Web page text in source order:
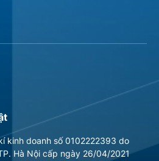
kinh doanh số 0102222393 do
Hà Nội cấp ngày 26/04/2021